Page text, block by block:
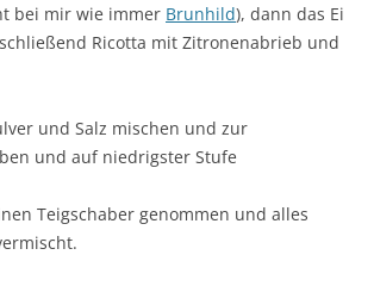
bei mir wie immer Brunhild), dann das Ei
Ricotta mit Zitronenabrieb und
und Salz mischen und zur
und auf niedrigster Stufe
Teigschaber genommen und alles